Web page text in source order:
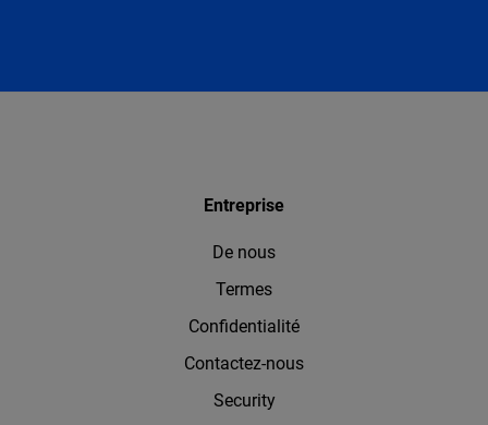
Entreprise
De nous
Termes
Confidentialité
Contactez-nous
Security